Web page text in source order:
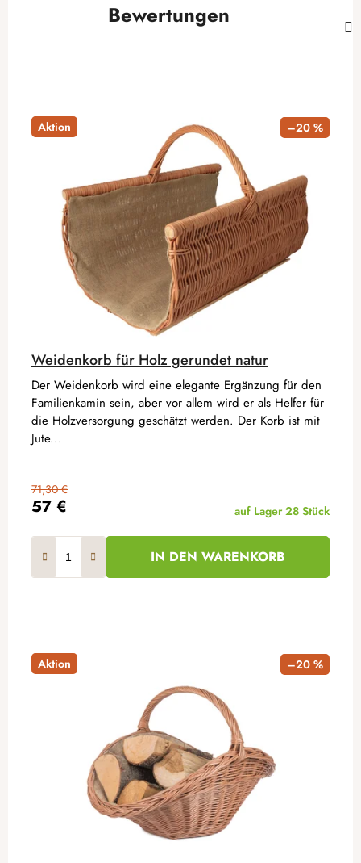
Bewertungen
Aktion –20 %
Weidenkorb für Holz gerundet natur
57 €
71,30 €
auf Lager 28 Stück
IN DEN WARENKORB
Der Weidenkorb wird eine elegante Ergänzung für den
Familienkamin sein, aber vor allem wird er als Helfer für
die Holzversorgung geschätzt werden. Der Korb ist mit
Jute...
Aktion –20 %